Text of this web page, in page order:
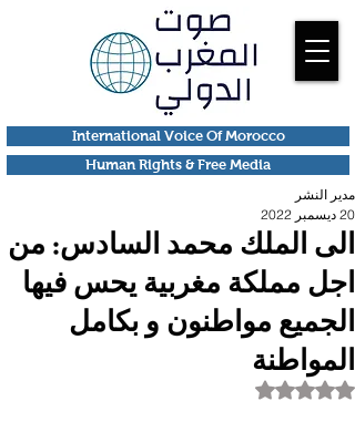
Human Rights & Free Media
International Voice Of Morocco
الى الملك محمد السادس: من
اجل مملكة مغربية يحس فيها
الجميع مواطنون و بكامل
المواطنة
مدير النشر
20 ديسمبر 2022
تم التقييم بـ ليس رقمًا من أصل 5 نجوم.